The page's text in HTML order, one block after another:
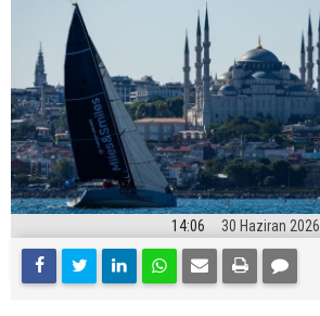
14:06 30 Haziran 2026